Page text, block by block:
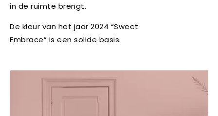
in de ruimte brengt.
De kleur van het jaar 2024 “Sweet
Embrace” is een solide basis.